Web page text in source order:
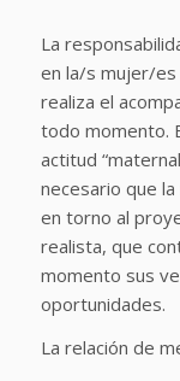
La
en la/s mujer/
realiza el
todo momento.
actitud
necesario que
en torno al
realista, que
momento sus
oportunidades.
La relación de